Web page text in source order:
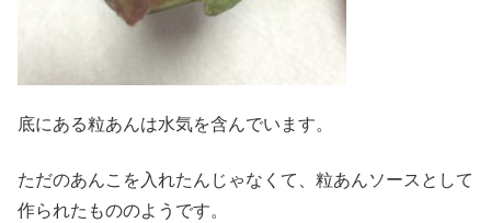
底にある粒あんは水気を含んでいます。
ただのあんこを入れたんじゃなくて、粒あんソースとして
作られたもののようです。